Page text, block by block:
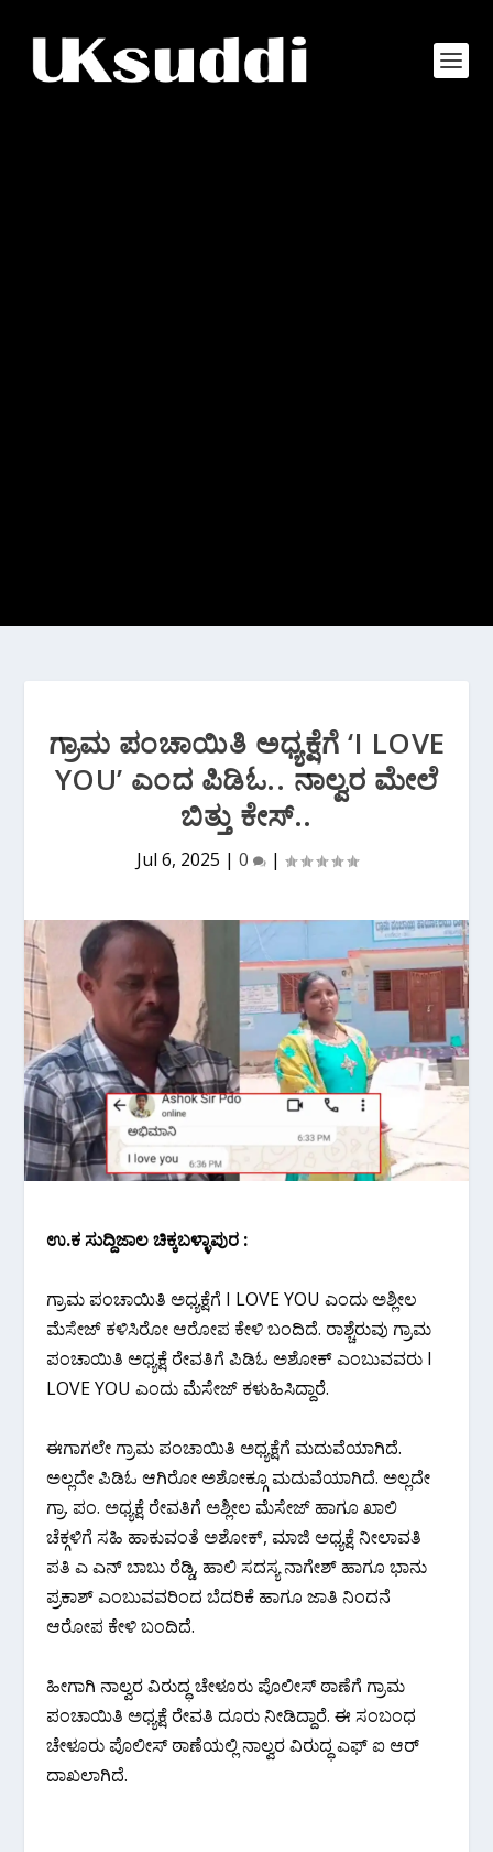
ಗ್ರಾಮ ಪಂಚಾಯಿತಿ ಅಧ್ಯಕ್ಷೆಗೆ ‘I LOVE
YOU’ ಎಂದ ಪಿಡಿಓ.. ನಾಲ್ವರ ಮೇಲೆ
ಬಿತ್ತು ಕೇಸ್..
Jul 6, 2025 | 0 |
ಉ.ಕ ಸುದ್ದಿಜಾಲ ಚಿಕ್ಕಬಳ್ಳಾಪುರ :
ಗ್ರಾಮ ಪಂಚಾಯಿತಿ ಅಧ್ಯಕ್ಷೆಗೆ I LOVE YOU ಎಂದು ಅಶ್ಲೀಲ
ಮೆಸೇಜ್ ಕಳಿಸಿರೋ ಆರೋಪ ಕೇಳಿ ಬಂದಿದೆ. ರಾಶ್ಚೆರುವು ಗ್ರಾಮ
ಪಂಚಾಯಿತಿ ಅಧ್ಯಕ್ಷೆ ರೇವತಿಗೆ ಪಿಡಿಓ ಅಶೋಕ್ ಎಂಬುವವರು I
LOVE YOU ಎಂದು ಮೆಸೇಜ್ ಕಳುಹಿಸಿದ್ದಾರೆ.
ಈಗಾಗಲೇ ಗ್ರಾಮ ಪಂಚಾಯಿತಿ ಅಧ್ಯಕ್ಷೆಗೆ ಮದುವೆಯಾಗಿದೆ.
ಅಲ್ಲದೇ ಪಿಡಿಓ ಆಗಿರೋ ಅಶೋಕ್ಗೂ ಮದುವೆಯಾಗಿದೆ. ಅಲ್ಲದೇ
ಗ್ರಾ. ಪಂ. ಅಧ್ಯಕ್ಷೆ ರೇವತಿಗೆ ಅಶ್ಲೀಲ ಮೆಸೇಜ್ ಹಾಗೂ ಖಾಲಿ
ಚೆಕ್ಗಳಿಗೆ ಸಹಿ ಹಾಕುವಂತೆ ಅಶೋಕ್, ಮಾಜಿ ಅಧ್ಯಕ್ಷೆ ನೀಲಾವತಿ
ಪತಿ ಎ ಎನ್ ಬಾಬು ರೆಡ್ಡಿ, ಹಾಲಿ ಸದಸ್ಯ ನಾಗೇಶ್ ಹಾಗೂ ಭಾನು
ಪ್ರಕಾಶ್ ಎಂಬುವವರಿಂದ ಬೆದರಿಕೆ ಹಾಗೂ ಜಾತಿ ನಿಂದನೆ
ಆರೋಪ ಕೇಳಿ ಬಂದಿದೆ.
ಹೀಗಾಗಿ ನಾಲ್ವರ ವಿರುದ್ಧ ಚೇಳೂರು ಪೊಲೀಸ್ ಠಾಣೆಗೆ ಗ್ರಾಮ
ಪಂಚಾಯಿತಿ ಅಧ್ಯಕ್ಷೆ ರೇವತಿ ದೂರು ನೀಡಿದ್ದಾರೆ. ಈ ಸಂಬಂಧ
ಚೇಳೂರು ಪೊಲೀಸ್ ಠಾಣೆಯಲ್ಲಿ ನಾಲ್ವರ ವಿರುದ್ಧ ಎಫ್ ಐ ಆರ್
ದಾಖಲಾಗಿದೆ.